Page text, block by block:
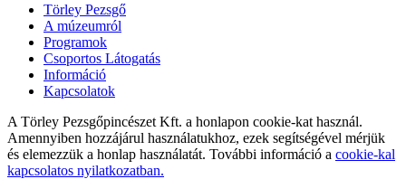
Törley Pezsgő
A múzeumról
Programok
Csoportos Látogatás
Információ
Kapcsolatok
A Törley Pezsgőpincészet Kft. a honlapon cookie-kat használ.
Amennyiben hozzájárul használatukhoz, ezek segítségével mérjük
és elemezzük a honlap használatát. További információ a cookie-kal
kapcsolatos nyilatkozatban.